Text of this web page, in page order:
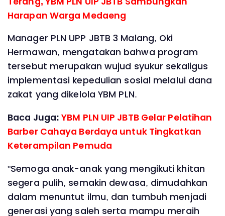
Harapan Warga Medaeng
Manager PLN UPP JBTB 3 Malang, Oki
Hermawan, mengatakan bahwa program
tersebut merupakan wujud syukur sekaligus
implementasi kepedulian sosial melalui dana
zakat yang dikelola YBM PLN.
Baca Juga:YBM PLN UIP JBTB Gelar Pelatihan
Barber Cahaya Berdaya untuk Tingkatkan
Keterampilan Pemuda
"Semoga anak-anak yang mengikuti khitan
segera pulih, semakin dewasa, dimudahkan
dalam menuntut ilmu, dan tumbuh menjadi
generasi yang saleh serta mampu meraih